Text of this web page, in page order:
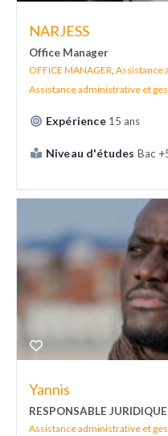
NARJESS
Office Manager
OFFICE MANAGER, Assistance
Assistance administrative et
Expérience 15 ans
Niveau d'études Bac
Yannis
RESPONSABLE JURIDIQUE
Assistance administrative et